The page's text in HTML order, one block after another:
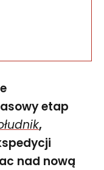
etap
,
nad nową